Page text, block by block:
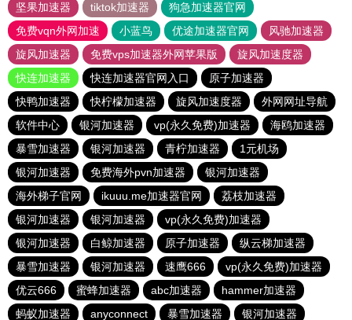
坚果加速器
tiktok加速器
狗急加速器官网
免费vqn外网加速
小蓝鸟 优途加速器官网
风驰加速器
旋风加速器
免费vps加速器外网苹果版
旋风加速度器
快连加速器
快连加速器官网入口
原子加速器
快鸭加速器
快柠檬加速器 旋风加速度器
外网网址导航
软件中心
银河加速器 vp(永久免费)加速器
海鸥加速器
暴雪加速器
银河加速器 青柠加速器
1元机场
银河加速器
免费海外pvn加速器
银河加速器
海外梯子官网
ikuuu.me加速器官网
荔枝加速器
银河加速器
银河加速器
vp(永久免费)加速器
银河加速器
白鲸加速器 原子加速器
纵云梯加速器
暴雪加速器
银河加速器 速鹰666
vp(永久免费)加速器
优云666
蜜蜂加速器 abc加速器
hammer加速器
蚂蚁加速器
anyconnect 暴雪加速器 银河加速器